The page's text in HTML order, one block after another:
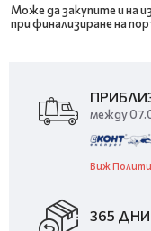
Може да закупите и на
при финализиране на
между
Виж
365